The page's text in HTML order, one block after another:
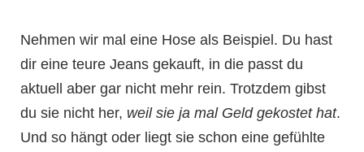
Nehmen wir mal eine Hose als Beispiel. Du hast
dir eine teure Jeans gekauft, in die passt du
aktuell aber gar nicht mehr rein. Trotzdem gibst
du sie nicht her, weil sie ja mal Geld gekostet hat.
Und so hängt oder liegt sie schon eine gefühlte